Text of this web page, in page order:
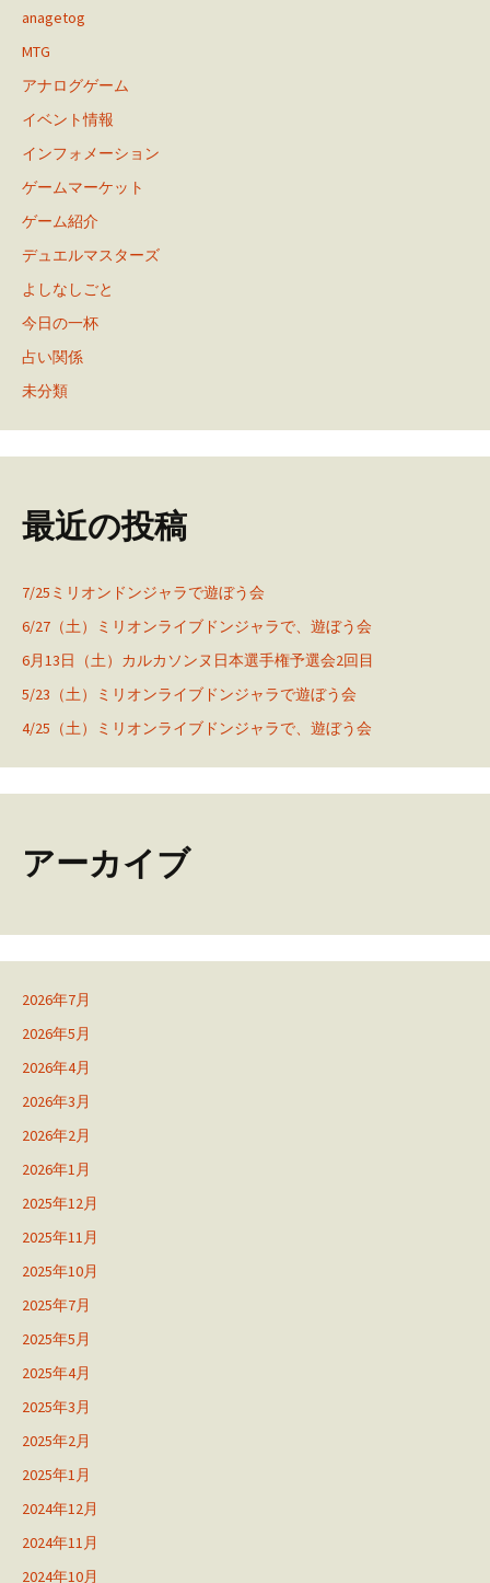
anagetog
MTG
アナログゲーム
イベント情報
インフォメーション
ゲームマーケット
ゲーム紹介
デュエルマスターズ
よしなしごと
今日の一杯
占い関係
未分類
最近の投稿
7/25ミリオンドンジャラで遊ぼう会
6/27（土）ミリオンライブドンジャラで、遊ぼう会
6月13日（土）カルカソンヌ日本選手権予選会2回目
5/23（土）ミリオンライブドンジャラで遊ぼう会
4/25（土）ミリオンライブドンジャラで、遊ぼう会
アーカイブ
2026年7月
2026年5月
2026年4月
2026年3月
2026年2月
2026年1月
2025年12月
2025年11月
2025年10月
2025年7月
2025年5月
2025年4月
2025年3月
2025年2月
2025年1月
2024年12月
2024年11月
2024年10月